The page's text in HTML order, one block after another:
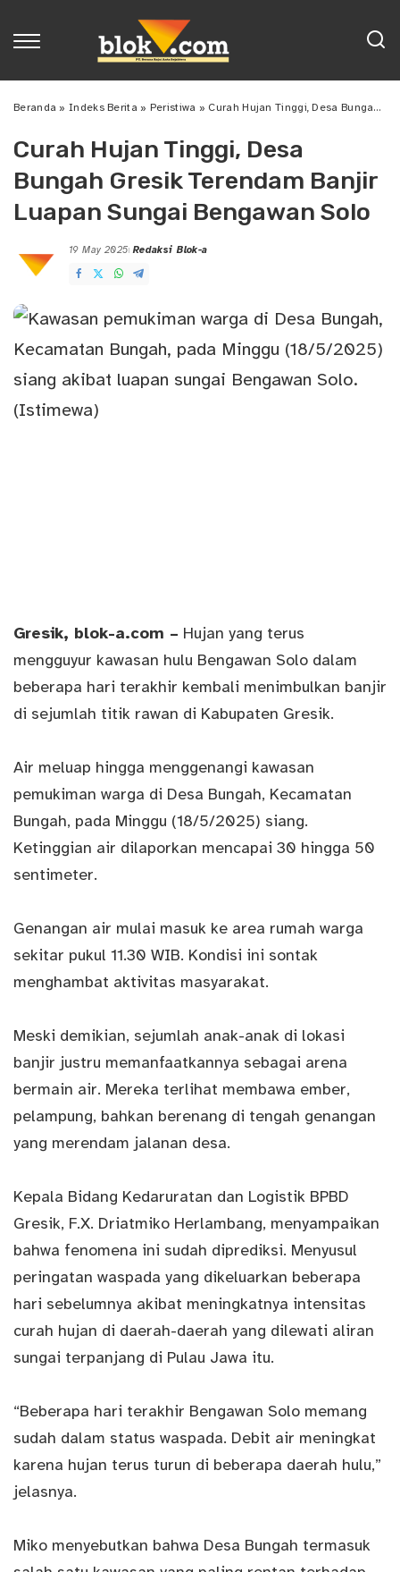
Beranda »Indeks Berita » Peristiwa » Curah Hujan Tinggi, Desa Bungah Gresik Terendam Banjir Luapan Sungai Bengawan Solo
Curah Hujan Tinggi, Desa
Bungah Gresik Terendam Banjir
Luapan Sungai Bengawan Solo
19 May 2025
Posted
by
Redaksi Blok-a
Gresik, blok-a.com – Hujan yang terus
mengguyur kawasan hulu Bengawan Solo dalam
beberapa hari terakhir kembali menimbulkan banjir
di sejumlah titik rawan di Kabupaten Gresik.
Air meluap hingga menggenangi kawasan
pemukiman warga di Desa Bungah, Kecamatan
Bungah, pada Minggu (18/5/2025) siang.
Ketinggian air dilaporkan mencapai 30 hingga 50
sentimeter.
Genangan air mulai masuk ke area rumah warga
sekitar pukul 11.30 WIB. Kondisi ini sontak
menghambat aktivitas masyarakat.
Meski demikian, sejumlah anak-anak di lokasi
banjir justru memanfaatkannya sebagai arena
bermain air. Mereka terlihat membawa ember,
pelampung, bahkan berenang di tengah genangan
yang merendam jalanan desa.
Kepala Bidang Kedaruratan dan Logistik BPBD
Gresik, F.X. Driatmiko Herlambang, menyampaikan
bahwa fenomena ini sudah diprediksi. Menyusul
peringatan waspada yang dikeluarkan beberapa
hari sebelumnya akibat meningkatnya intensitas
curah hujan di daerah-daerah yang dilewati aliran
sungai terpanjang di Pulau Jawa itu.
“Beberapa hari terakhir Bengawan Solo memang
sudah dalam status waspada. Debit air meningkat
karena hujan terus turun di beberapa daerah hulu,”
jelasnya.
Miko menyebutkan bahwa Desa Bungah termasuk